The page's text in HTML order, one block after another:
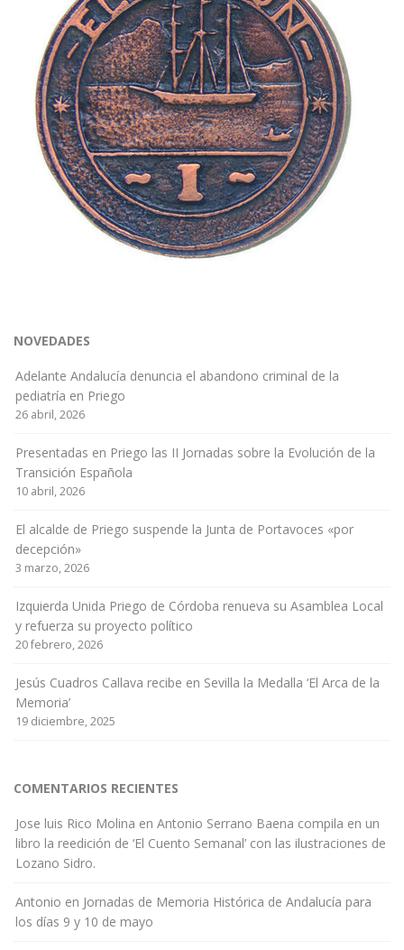
NOVEDADES
Adelante Andalucía denuncia el abandono criminal de la
pediatría en Priego
26 abril, 2026
Presentadas en Priego las II Jornadas sobre la Evolución de la
Transición Española
10 abril, 2026
El alcalde de Priego suspende la Junta de Portavoces «por
decepción»
3 marzo, 2026
Izquierda Unida Priego de Córdoba renueva su Asamblea Local
y refuerza su proyecto político
20 febrero, 2026
Jesús Cuadros Callava recibe en Sevilla la Medalla ‘El Arca de la
Memoria’
19 diciembre, 2025
COMENTARIOS RECIENTES
Jose luis Rico Molina en Antonio Serrano Baena compila en un
libro la reedición de ‘El Cuento Semanal’ con las ilustraciones de
Lozano Sidro.
Antonio en Jornadas de Memoria Histórica de Andalucía para
los días 9 y 10 de mayo